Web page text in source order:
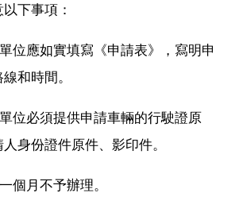
下事項：
位應如實填寫《申請表》，寫明申
和時間。
位必須提供申請車輛的行駛證原
身份證件原件、影印件。
個月不予辦理。